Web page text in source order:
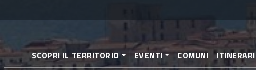
contenuto
principale
SCOPRI IL TERRITORIO EVENTI COMUNI ITINERARI